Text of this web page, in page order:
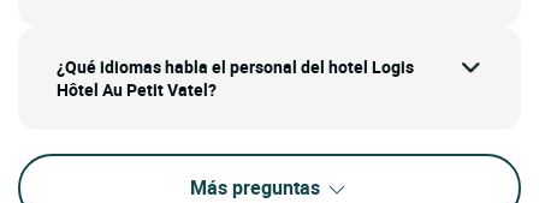
¿Qué idiomas habla el personal del hotel Logis
Hôtel Au Petit Vatel?
Más preguntas